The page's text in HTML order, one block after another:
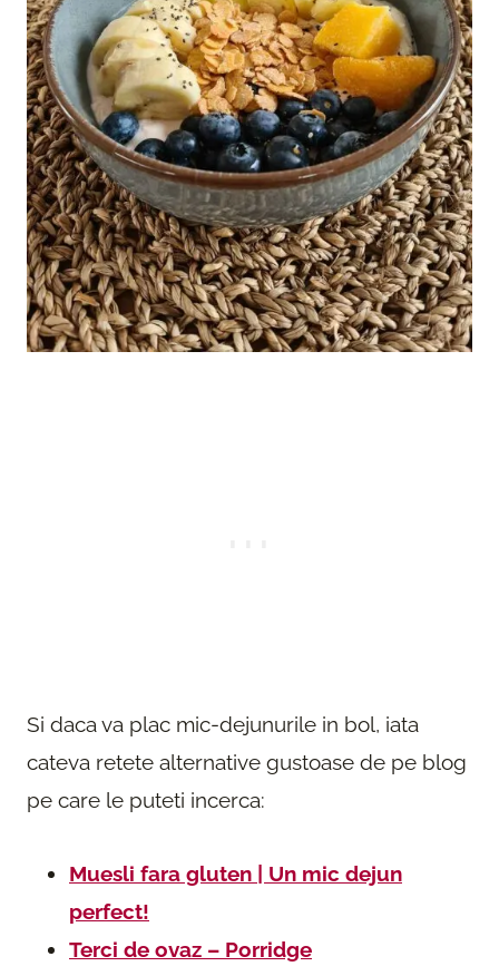
Si daca va plac mic-dejunurile in bol, iata
cateva retete alternative gustoase de pe blog
pe care le puteti incerca:
Muesli fara gluten | Un mic dejun
perfect!
Terci de ovaz – Porridge